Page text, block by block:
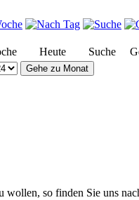
Heute Suche
Gehe zu Monat
wollen, so finden Sie uns